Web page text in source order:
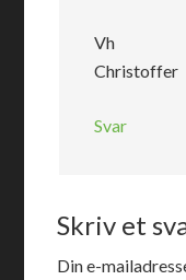
Vh
Christoffer
Svar
Skriv et
Din e-